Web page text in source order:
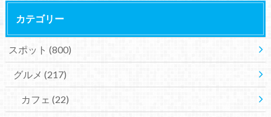
カテゴリー
スポット (800)
グルメ (217)
カフェ (22)